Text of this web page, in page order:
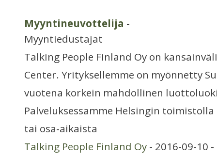
Myyntineuvottelija -
Myyntiedustajat
Talking People Finland Oy on
Center. Yrityksellemme on myönnetty
vuotena korkein mahdollinen
Palveluksessamme Helsingin
tai osa-aikaista
Talking People Finland Oy - 2016-09-10 -